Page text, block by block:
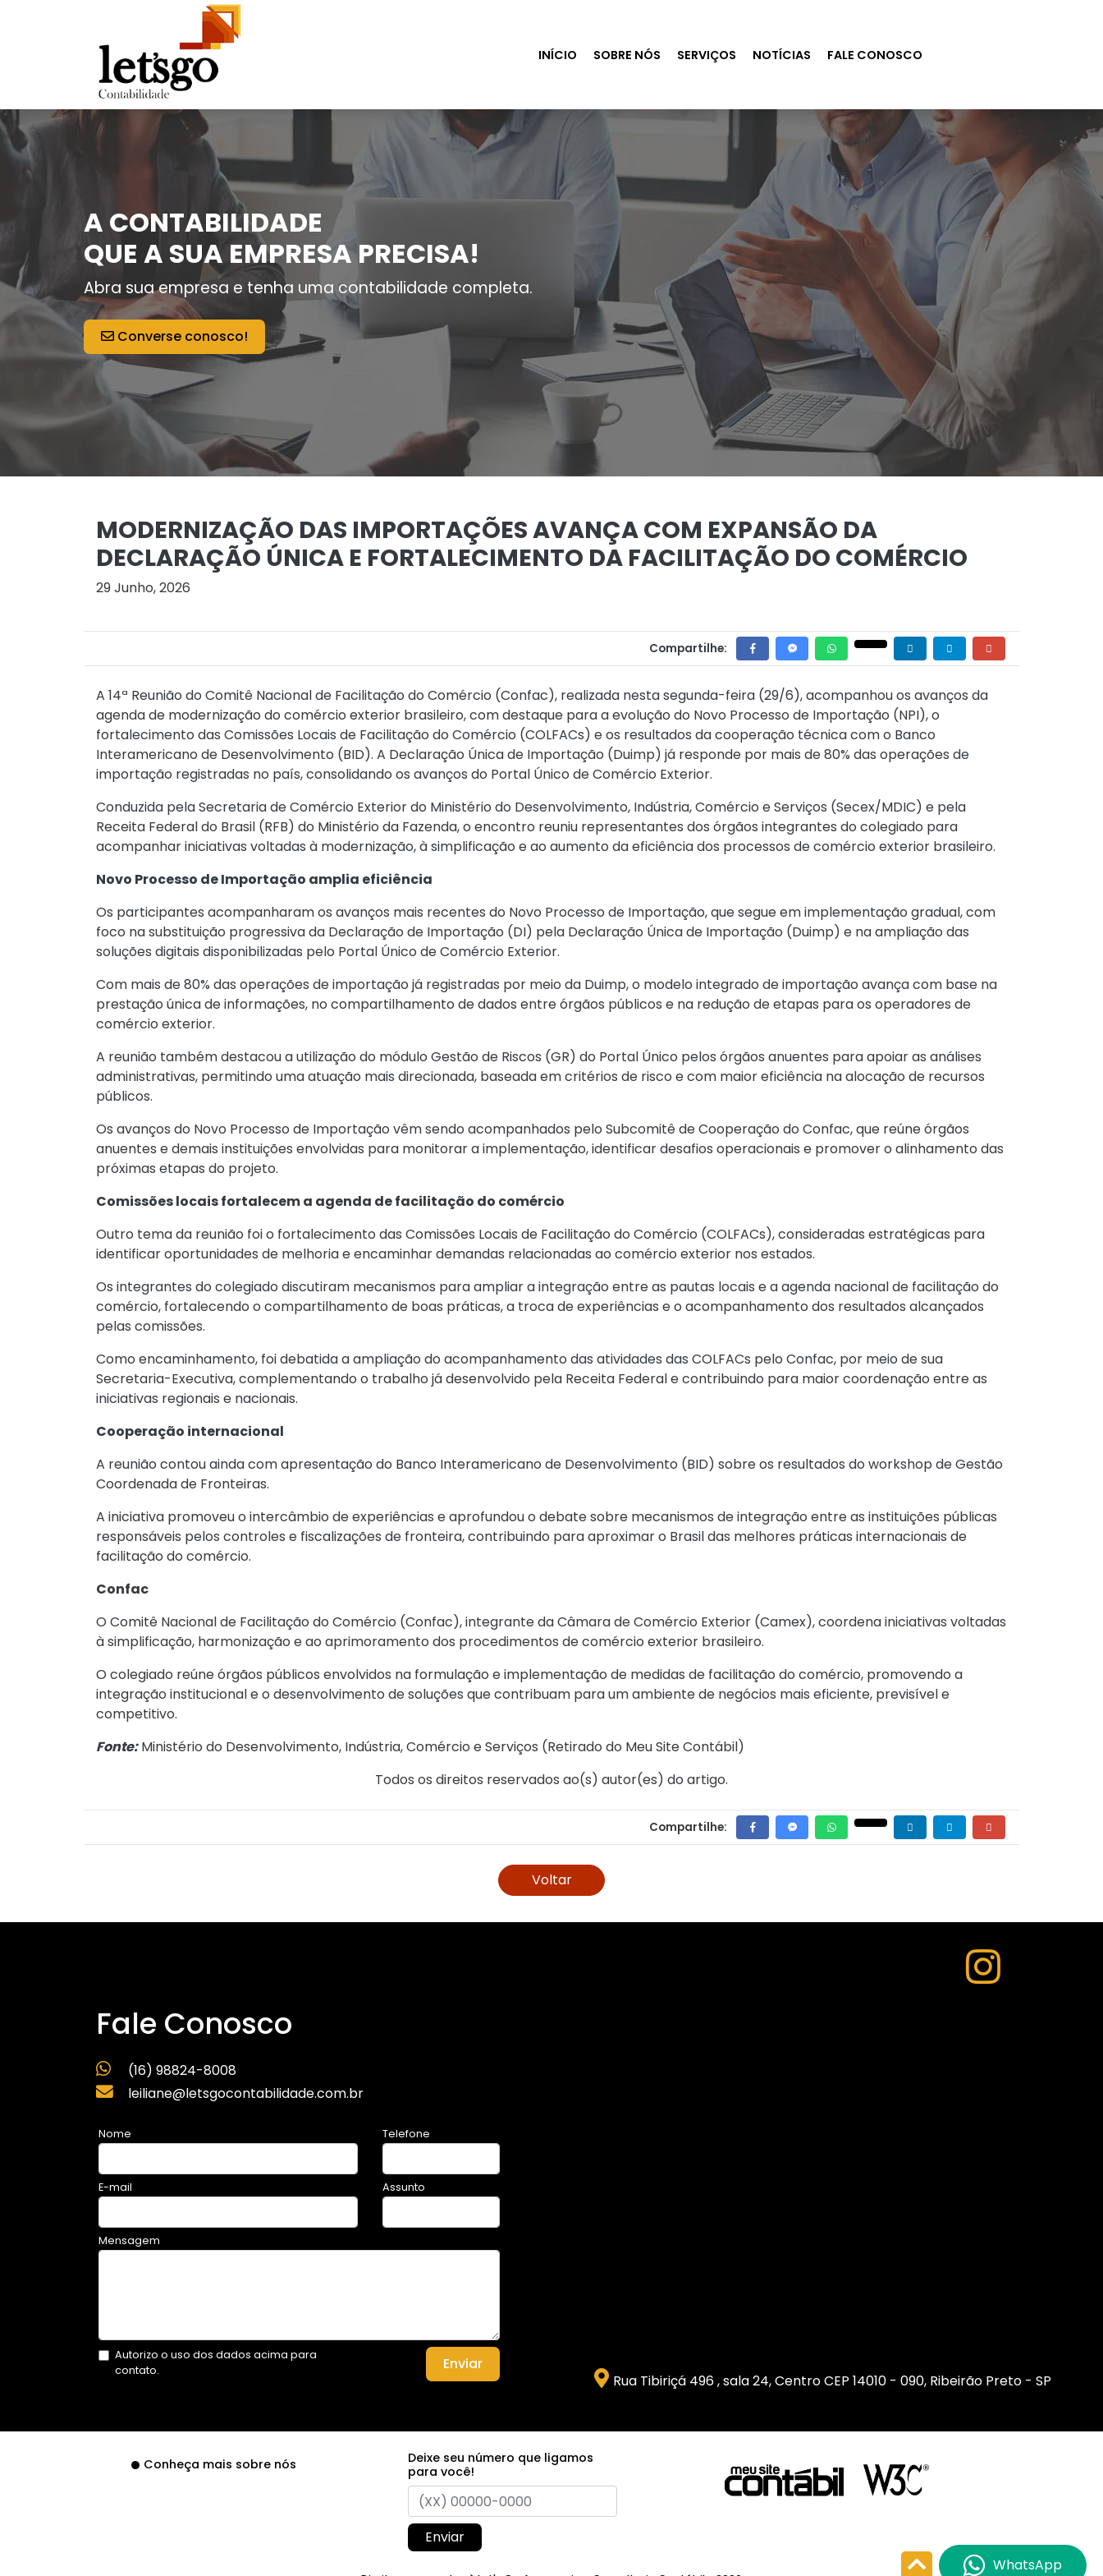
INÍCIO SOBRE NÓS SERVIÇOS NOTÍCIAS FALE CONOSCO
A CONTABILIDADE
QUE A SUA EMPRESA PRECISA!
Abra sua empresa e tenha uma contabilidade completa.
Converse conosco!
MODERNIZAÇÃO DAS IMPORTAÇÕES AVANÇA COM EXPANSÃO DA
DECLARAÇÃO ÚNICA E FORTALECIMENTO DA FACILITAÇÃO DO COMÉRCIO
29 Junho, 2026
Compartilhe:
A 14ª Reunião do Comitê Nacional de Facilitação do Comércio (Confac), realizada nesta segunda-feira (29/6), acompanhou os avanços da
agenda de modernização do comércio exterior brasileiro, com destaque para a evolução do Novo Processo de Importação (NPI), o
fortalecimento das Comissões Locais de Facilitação do Comércio (COLFACs) e os resultados da cooperação técnica com o Banco
Interamericano de Desenvolvimento (BID). A Declaração Única de Importação (Duimp) já responde por mais de 80% das operações de
importação registradas no país, consolidando os avanços do Portal Único de Comércio Exterior.
Conduzida pela Secretaria de Comércio Exterior do Ministério do Desenvolvimento, Indústria, Comércio e Serviços (Secex/MDIC) e pela
Receita Federal do Brasil (RFB) do Ministério da Fazenda, o encontro reuniu representantes dos órgãos integrantes do colegiado para
acompanhar iniciativas voltadas à modernização, à simplificação e ao aumento da eficiência dos processos de comércio exterior brasileiro.
Novo Processo de Importação amplia eficiência
Os participantes acompanharam os avanços mais recentes do Novo Processo de Importação, que segue em implementação gradual, com
foco na substituição progressiva da Declaração de Importação (DI) pela Declaração Única de Importação (Duimp) e na ampliação das
soluções digitais disponibilizadas pelo Portal Único de Comércio Exterior.
Com mais de 80% das operações de importação já registradas por meio da Duimp, o modelo integrado de importação avança com base na
prestação única de informações, no compartilhamento de dados entre órgãos públicos e na redução de etapas para os operadores de
comércio exterior.
A reunião também destacou a utilização do módulo Gestão de Riscos (GR) do Portal Único pelos órgãos anuentes para apoiar as análises
administrativas, permitindo uma atuação mais direcionada, baseada em critérios de risco e com maior eficiência na alocação de recursos
públicos.
Os avanços do Novo Processo de Importação vêm sendo acompanhados pelo Subcomitê de Cooperação do Confac, que reúne órgãos
anuentes e demais instituições envolvidas para monitorar a implementação, identificar desafios operacionais e promover o alinhamento das
próximas etapas do projeto.
Comissões locais fortalecem a agenda de facilitação do comércio
Outro tema da reunião foi o fortalecimento das Comissões Locais de Facilitação do Comércio (COLFACs), consideradas estratégicas para
identificar oportunidades de melhoria e encaminhar demandas relacionadas ao comércio exterior nos estados.
Os integrantes do colegiado discutiram mecanismos para ampliar a integração entre as pautas locais e a agenda nacional de facilitação do
comércio, fortalecendo o compartilhamento de boas práticas, a troca de experiências e o acompanhamento dos resultados alcançados
pelas comissões.
Como encaminhamento, foi debatida a ampliação do acompanhamento das atividades das COLFACs pelo Confac, por meio de sua
Secretaria-Executiva, complementando o trabalho já desenvolvido pela Receita Federal e contribuindo para maior coordenação entre as
iniciativas regionais e nacionais.
Cooperação internacional
A reunião contou ainda com apresentação do Banco Interamericano de Desenvolvimento (BID) sobre os resultados do workshop de Gestão
Coordenada de Fronteiras.
A iniciativa promoveu o intercâmbio de experiências e aprofundou o debate sobre mecanismos de integração entre as instituições públicas
responsáveis pelos controles e fiscalizações de fronteira, contribuindo para aproximar o Brasil das melhores práticas internacionais de
facilitação do comércio.
Confac
O Comitê Nacional de Facilitação do Comércio (Confac), integrante da Câmara de Comércio Exterior (Camex), coordena iniciativas voltadas
à simplificação, harmonização e ao aprimoramento dos procedimentos de comércio exterior brasileiro.
O colegiado reúne órgãos públicos envolvidos na formulação e implementação de medidas de facilitação do comércio, promovendo a
integração institucional e o desenvolvimento de soluções que contribuam para um ambiente de negócios mais eficiente, previsível e
competitivo.
Fonte:Ministério do Desenvolvimento, Indústria, Comércio e Serviços (Retirado do Meu Site Contábil)
Todos os direitos reservados ao(s) autor(es) do artigo.
Compartilhe:
Voltar
Fale Conosco
(16) 98824-8008
leiliane@letsgocontabilidade.com.br
Nome Telefone
E-mail Assunto
Mensagem
Autorizo o uso dos dados acima para
contato.
Enviar
Rua Tibiriçá 496 , sala 24, Centro CEP 14010 - 090, Ribeirão Preto - SP
Conheça mais sobre nós
Deixe seu número que ligamos
para você!
Enviar
WhatsApp